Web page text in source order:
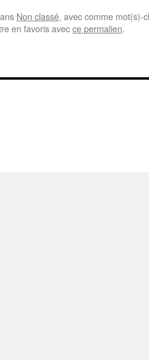
Non classé, avec comme mot(s)-
en favoris avecce permalien.